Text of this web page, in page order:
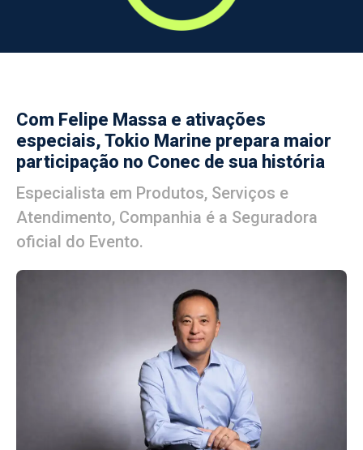
Com Felipe Massa e ativações
especiais, Tokio Marine prepara maior
participação no Conec de sua história
Especialista em Produtos, Serviços e
Atendimento, Companhia é a Seguradora
oficial do Evento.